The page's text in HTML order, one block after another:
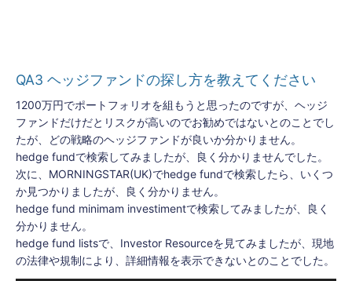
QA3 ヘッジファンドの探し方を教えてください
1200万円でポートフォリオを組もうと思ったのですが、ヘッジ
ファンドだけだとリスクが高いのでお勧めではないとのことでし
たが、どの戦略のヘッジファンドが良いか分かりません。
hedge fundで検索してみましたが、良く分かりませんでした。
次に、MORNINGSTAR(UK)でhedge fundで検索したら、いくつ
か見つかりましたが、良く分かりません。
hedge fund minimam investimentで検索してみましたが、良く
分かりません。
hedge fund listsで、Investor Resourceを見てみましたが、現地
の法律や規制により、詳細情報を表示できないとのことでした。